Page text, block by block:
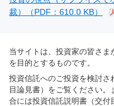
裁）（PDF：610.0 KB）
当サイトは、投資家の皆さ
を目的とするものです。
投資信託へのご投資を検討
目論見書）をご覧ください
合には投資信託説明書（交付